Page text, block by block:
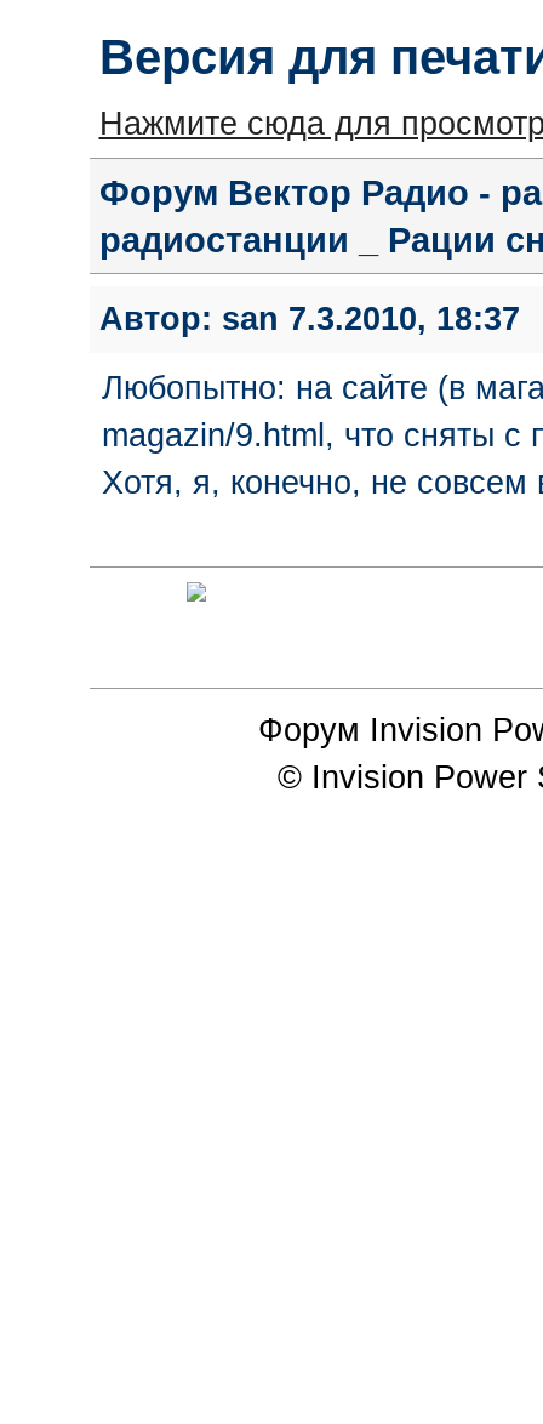
Версия для
Нажмите сюда для
Форум Вектор Радио -
радиостанции _ Рации
Автор: san 7.3.2010, 18:37
Любопытно: на сайте (в
magazin/9.html, что сняты с
Хотя, я, конечно, не совсем
Форум Invision
© Invision Power